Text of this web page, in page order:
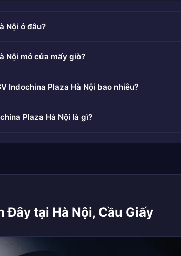
Nội ở đâu?
Nội mở cửa mấy giờ?
Indochina Plaza Hà Nội bao nhiêu?
Plaza Hà Nội là gì?
Đây tại Hà Nội, Cầu Giấy